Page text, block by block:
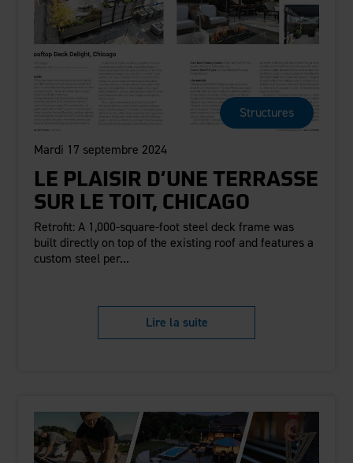
Structures
Mardi 17 septembre 2024
LE PLAISIR D’UNE TERRASSE
SUR LE TOIT, CHICAGO
Retrofit: A 1,000-square-foot steel deck frame was
built directly on top of the existing roof and features a
custom steel per...
Lire la suite